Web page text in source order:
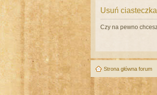
Usuń ciasteczka
Czy na pewno
Strona główna forum